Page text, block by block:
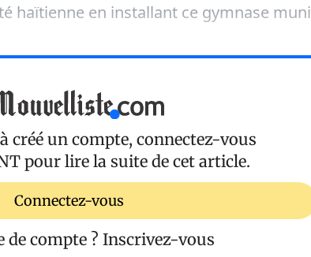
haïtienne en installant ce gymnase muni
créé un compte, connectez-vous
pour lire la suite de cet article.
Connectez-vous
de compte ? Inscrivez-vous